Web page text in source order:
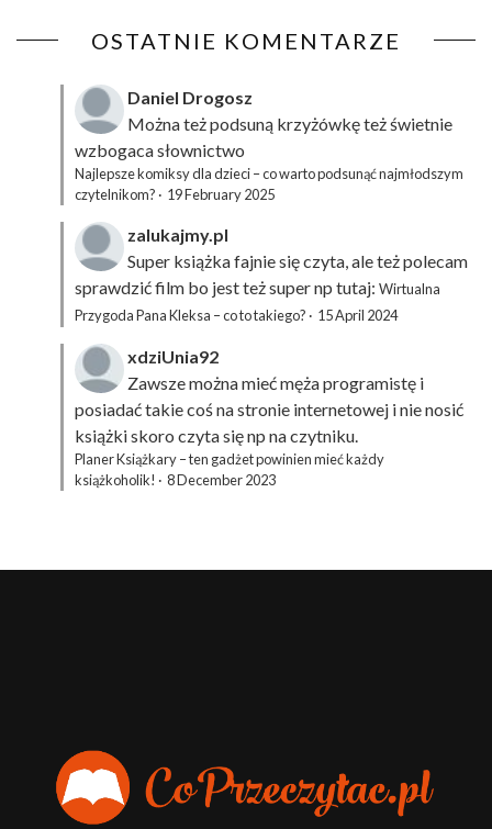
OSTATNIE KOMENTARZE
Daniel Drogosz
Można też podsuną krzyżówkęteż świetnie
wzbogaca słownictwo
Najlepsze komiksy dla dzieci – co warto podsunąć najmłodszym
czytelnikom? · 19 February 2025
zalukajmy.pl
Super książka fajnie się czyta, ale też polecam
sprawdzić film bo jest też super np tutaj: Wirtualna
Przygoda Pana Kleksa – co to takiego? · 15 April 2024
xdziUnia92
Zawsze można mieć męża programistę i
posiadać takie coś na stronie internetowej i nie nosić
książki skoro czyta się np na czytniku.
Planer Książkary – ten gadżet powinien mieć każdy
książkoholik! · 8 December 2023